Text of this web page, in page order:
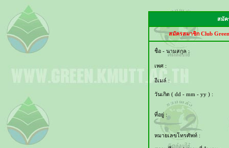
สมัค
สมัครสมาชิก Club
ชื่อ - นามสกุล :
เพศ :
อีเมล์ :
วันเกิด ( dd - mm - yy ) :
ที่อยู่ :
หมายเลขโทรศัพท์ :